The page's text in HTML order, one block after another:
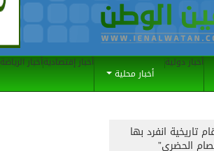
أخبار دولية
أخبار محلية
أخبار إقتصاديةأخبار الرياضة
تاريخية انفرد بها
الحضري”